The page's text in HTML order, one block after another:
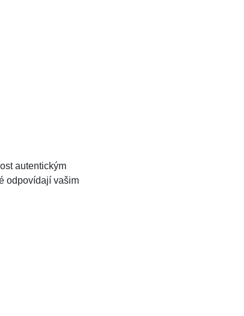
autentickým
odpovídají vašim